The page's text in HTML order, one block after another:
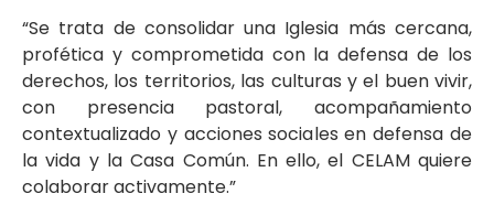
“Se trata de consolidar una Iglesia más cercana,
profética y comprometida con la defensa de los
derechos, los territorios, las culturas y el buen vivir,
con presencia pastoral, acompañamiento
contextualizado y acciones sociales en defensa de
la vida y la Casa Común. En ello, el CELAM quiere
colaborar activamente.”